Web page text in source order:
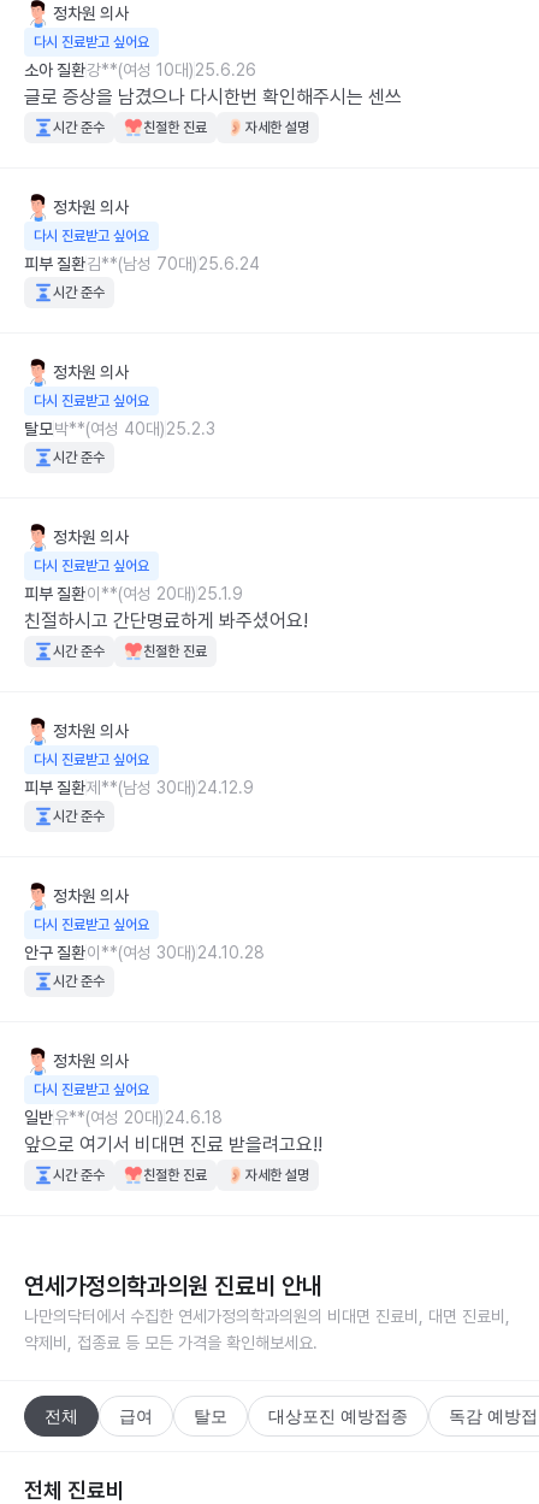
정차원 의사
다시 진료받고 싶어요
소아 질환강**(여성 10대)25.6.26
글로 증상을 남겼으나 다시한번 확인해주시는 센쓰
시간 준수 친절한 진료 자세한 설명
정차원 의사
다시 진료받고 싶어요
피부 질환김**(남성 70대)25.6.24
시간 준수
정차원 의사
다시 진료받고 싶어요
탈모박**(여성 40대)25.2.3
시간 준수
정차원 의사
다시 진료받고 싶어요
피부 질환이**(여성 20대)25.1.9
친절하시고 간단명료하게 봐주셨어요!
시간 준수 친절한 진료
정차원 의사
다시 진료받고 싶어요
피부 질환제**(남성 30대)24.12.9
시간 준수
정차원 의사
다시 진료받고 싶어요
안구 질환이**(여성 30대)24.10.28
시간 준수
정차원 의사
다시 진료받고 싶어요
일반유**(여성 20대)24.6.18
앞으로 여기서 비대면 진료 받을려고요!!
시간 준수 친절한 진료 자세한 설명
연세가정의학과의원 진료비 안내
나만의닥터에서 수집한 연세가정의학과의원의 비대면 진료비, 대면 진료비,
약제비, 접종료 등 모든 가격을 확인해보세요.
전체 급여 탈모 대상포진 예방접종 독감 예방
전체 진료비